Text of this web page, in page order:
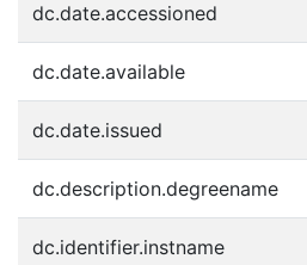
dc.date.accessioned
dc.date.available
dc.date.issued
dc.description.degreename
dc.identifier.instname